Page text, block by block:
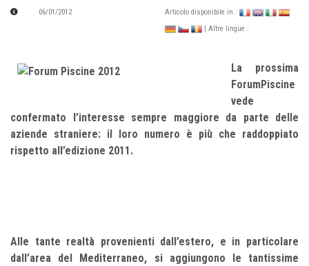
06/01/2012
Articolo disponibile in :
| Altre lingue :
La prossima
ForumPiscine
vede
confermato l’interesse sempre maggiore da parte delle
aziende straniere: il loro numero è più che raddoppiato
rispetto all’edizione 2011.
Alle tante realtà provenienti dall’estero, e in particolare
dall’area del Mediterraneo, si aggiungono le tantissime